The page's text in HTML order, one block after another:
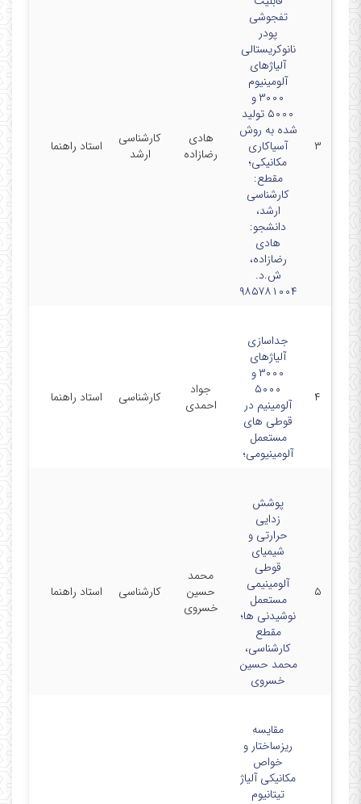
۳
تفجوشی
پودر
نانوکریستالی
آلیاژهای
آلومینیوم
۳۰۰۰ و
۵۰۰۰ تولید
شده به روش
آسیاکاری
مکانیکی؛
مقطع:
کارشناسی
ارشد،
دانشجو:
هادی
رضازاده،
ش.د.
۹۸۵۷۸۱۰۰۴
هادی
رضازاده
کارشناسی
ارشد
استاد راهنما
۴
جداسازی
آلیاژهای
۳۰۰۰ و
۵۰۰۰
آلومینیم در
قوطی های
مستعمل
آلومینیومی؛
جواد
احمدی
کارشناسی استاد راهنما
۵
پوشش
زدایی
حرارتی و
شیمیای
قوطی
آلومینیمی
مستعمل
نوشیدنی ها؛
مقطع
کارشناسی،
محمد حسین
خسروی
محمد
حسین
خسروی
کارشناسی استاد راهنما
مقایسه
ریزساختار و
خواص
مکانیکی آلیاژ
تیتانیوم